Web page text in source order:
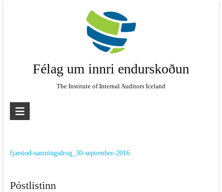
Félag um innri endurskoðun
The Institute of Internal Auditors Iceland
fjarstod-samningsdrog_30-september-2016
Póstlistinn